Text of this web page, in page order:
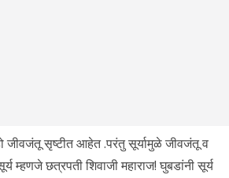
सृष्टीत आहेत .परंतु सूर्यामुळे जीवजंतू व
म्हणजे छत्रपती शिवाजी महाराज! घुबडांनी सूर्य